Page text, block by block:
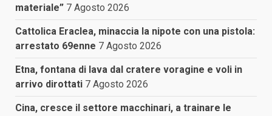
materiale” 7 Agosto 2026
Cattolica Eraclea, minaccia la nipote con una pistola:
arrestato 69enne 7 Agosto 2026
Etna, fontana di lava dal cratere voragine e voli in
arrivo dirottati 7 Agosto 2026
Cina, cresce il settore macchinari, a trainare le